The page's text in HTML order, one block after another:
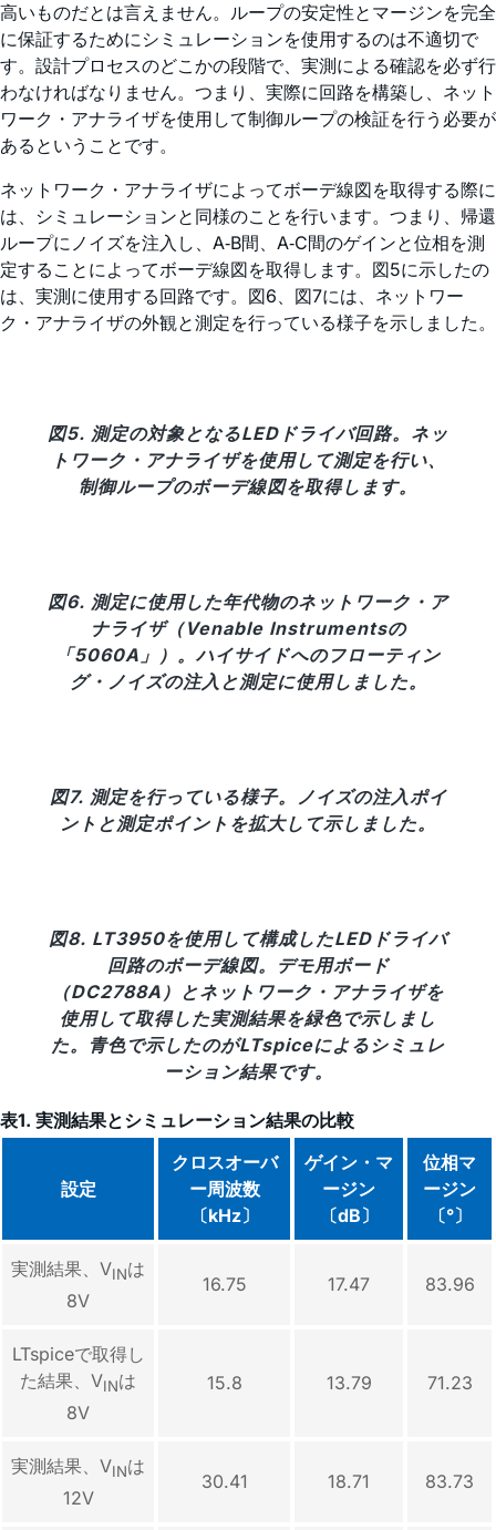
高いものだとは言えません。ループの安定性とマージンを完全
に保証するためにシミュレーションを使用するのは不適切で
す。設計プロセスのどこかの段階で、実測による確認を必ず行
わなければなりません。つまり、実際に回路を構築し、ネット
ワーク・アナライザを使用して制御ループの検証を行う必要が
あるということです。
ネットワーク・アナライザによってボーデ線図を取得する際に
は、シミュレーションと同様のことを行います。つまり、帰還
ループにノイズを注入し、A‐B間、A‐C間のゲインと位相を測
定することによってボーデ線図を取得します。図5に示したの
は、実測に使用する回路です。図6、図7には、ネットワー
ク・アナライザの外観と測定を行っている様子を示しました。
図5. 測定の対象となるLEDドライバ回路。ネッ
トワーク・アナライザを使用して測定を行い、
制御ループのボーデ線図を取得します。
図6. 測定に使用した年代物のネットワーク・ア
ナライザ（Venable Instrumentsの
「5060A」）。ハイサイドへのフローティン
グ・ノイズの注入と測定に使用しました。
図7. 測定を行っている様子。ノイズの注入ポイ
ントと測定ポイントを拡大して示しました。
図8. LT3950を使用して構成したLEDドライバ
回路のボーデ線図。デモ用ボード
（DC2788A）とネットワーク・アナライザを
使用して取得した実測結果を緑色で示しまし
た。青色で示したのがLTspiceによるシミュレ
ーション結果です。
表1. 実測結果とシミュレーション結果の比較
設定
クロスオーバ
ー周波数
〔kHz〕
ゲイン・マ
ージン
〔dB〕
位相マ
ージン
〔°〕
実測結果、VINは
8V
16.75 17.47 83.96
LTspiceで取得し
た結果、VINは
8V
15.8 13.79 71.23
実測結果、VINは
12V
30.41 18.71 83.73